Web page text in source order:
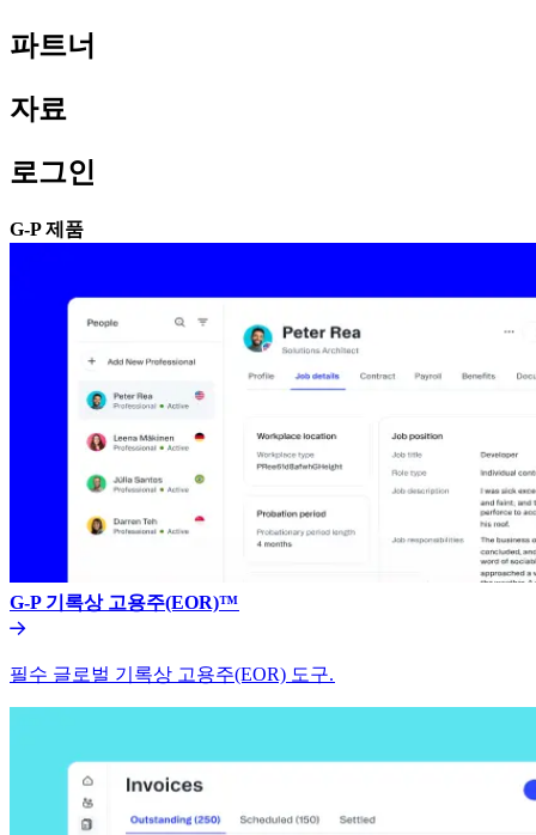
파트너​​
자료​​
로그인​​
G-P 제품​​
G-P 기록상 고용주(EOR)™​​
필수 글로벌 기록상 고용주(EOR) 도구.​​